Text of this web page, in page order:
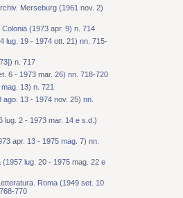
Merseburg (1961 nov. 2)
(1973 apr. 9) n. 714
lug. 19 - 1974 ott. 21) nn. 715-
n. 717
6 - 1973 mar. 26) nn. 718-720
13) n. 721
ago. 13 - 1974 nov. 25) nn.
lug. 2 - 1973 mar. 14 e s.d.)
apr. 13 - 1975 mag. 7) nn.
(1957 lug. 20 - 1975 mag. 22 e
Roma (1949 set. 10
770